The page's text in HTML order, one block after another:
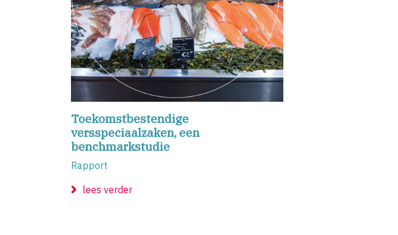
Toekomstbestendige
versspeciaalzaken, een
benchmarkstudie
Rapport
lees verder